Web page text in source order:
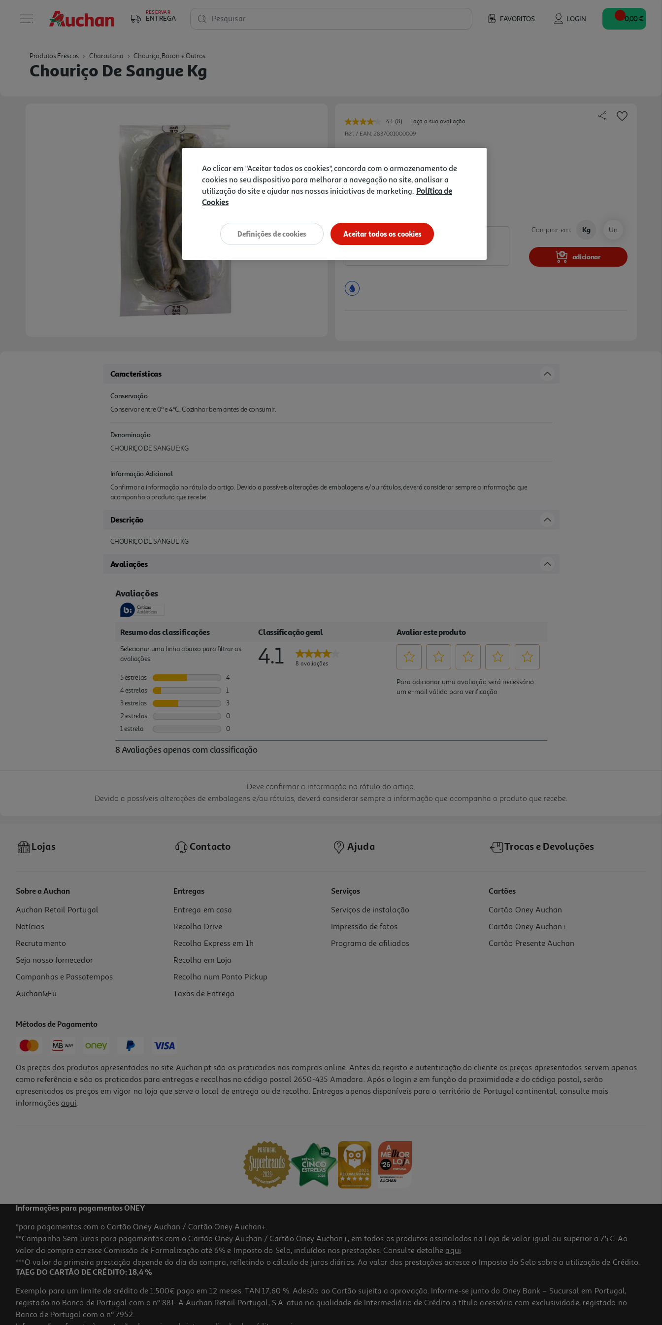
RESERVAR
ENTREGA FAVORITOS LOGIN
Pesquisar 0,00 €
Produtos Frescos Charcutaria Chouriço, Bacon e Outros
Chouriço De Sangue Kg
4.1 Leu
8
Link
a
mesma
página.
(8)
Faça a sua avaliação
Ref. / EAN: 2837001000009
5,99 €
Comprar em:
Kg Un
adicionar
Características
Conservação
Conservar entre 0º e 4ºC. Cozinhar bem antes de consumir.
Denominação
CHOURIÇO DE SANGUE:KG
Informação Adicional
Confirmar a informação no rótulo do artigo. Devido a possíveis alterações de embalagens e/ou rótulos, deverá considerar sempre a informação que
acompanha o produto que recebe.
Descrição
CHOURIÇO DE SANGUE KG
Avaliações
Deve confirmar a informação no rótulo do artigo.
Devido a possíveis alterações de embalagens e/ou rótulos, deverá considerar sempre a informação que acompanha o produto que recebe.
Lojas Contacto Ajuda Trocas e Devoluções
Sobre a Auchan
Auchan Retail Portugal
Notícias
Recrutamento
Seja nosso fornecedor
Campanhas e Passatempos
Auchan&Eu
Entregas
Entrega em casa
Recolha Drive
Recolha Express em 1h
Recolha em Loja
Recolha num Ponto Pickup
Taxas de Entrega
Serviços
Serviços de instalação
Impressão de fotos
Programa de afiliados
Cartões
Cartão Oney Auchan
Cartão Oney Auchan+
Cartão Presente Auchan
Métodos de Pagamento
Os preços dos produtos apresentados no site Auchan.pt são os praticados nas compras online. Antes do registo e autenticação do cliente os preços apresentados servem apenas
como referência e são os praticados para entregas e recolhas no código postal 2650-435 Amadora. Após o login e em função da proximidade e do código postal, serão
apresentados os preços em vigor na loja que serve o local de entrega ou de recolha. Entregas apenas disponíveis para o território de Portugal continental, consulte mais
informações aqui.
Informações para pagamentos ONEY
*para pagamentos com o Cartão Oney Auchan / Cartão Oney Auchan+.
**Campanha Sem Juros para pagamentos com o Cartão Oney Auchan / Cartão Oney Auchan+, em todos os produtos assinalados na Loja de valor igual ou superior a 75€. Ao
valor da compra acresce Comissão de Formalização até 6% e Imposto do Selo, incluídos nas prestações. Consulte detalhe aqui.
***O valor da primeira prestação depende do dia da compra, refletindo o cálculo de juros diários. Ao valor das prestações acresce o Imposto do Selo sobre a utilização de Crédito.
TAEG DO CARTÃO DE CRÉDITO: 18,4 %
Exemplo para um limite de crédito de 1.500€ pago em 12 meses. TAN 17,60 %. Adesão ao Cartão sujeita a aprovação. Informe-se junto do Oney Bank – Sucursal em Portugal,
registado no Banco de Portugal com o nº 881. A Auchan Retail Portugal, S.A. atua na qualidade de Intermediário de Crédito a título acessório com exclusividade, registado no
Banco de Portugal com o nº 7952.
Ao clicar em "Aceitar todos os cookies", concorda com o armazenamento de
cookies no seu dispositivo para melhorar a navegação no site, analisar a
utilização do site e ajudar nas nossas iniciativas de marketing. Política de
Cookies
Aceitar todos os cookies
Definições de cookies